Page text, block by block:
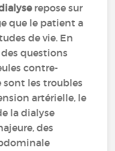
repose sur
que le patient a
de vie. En
questions
contre-
sont les troubles
artérielle, le
la dialyse
des